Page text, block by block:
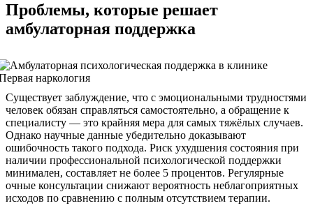
Проблемы, которые решает
амбулаторная поддержка
Существует заблуждение, что с эмоциональными трудностями
человек обязан справляться самостоятельно, а обращение к
специалисту — это крайняя мера для самых тяжёлых случаев.
Однако научные данные убедительно доказывают
ошибочность такого подхода. Риск ухудшения состояния при
наличии профессиональной психологической поддержки
минимален, составляет не более 5 процентов. Регулярные
очные консультации снижают вероятность неблагоприятных
исходов по сравнению с полным отсутствием терапии.